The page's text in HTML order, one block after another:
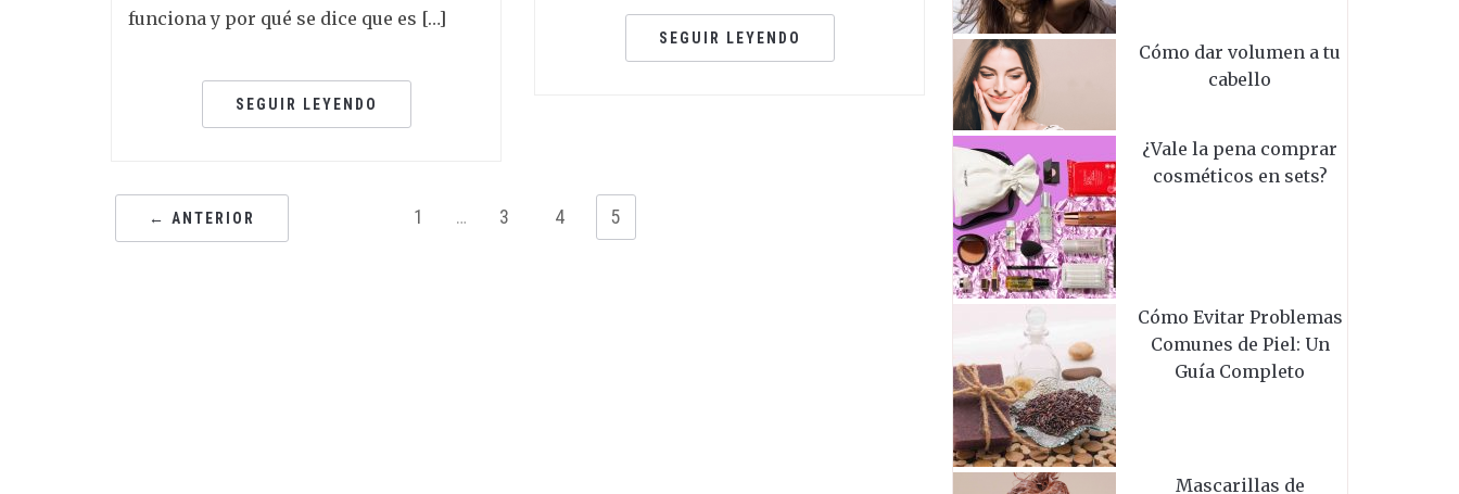
funciona y por qué se dice que es […]
SEGUIR LEYENDO
SEGUIR LEYENDO
← ANTERIOR 1 … 3 4 5
Cómo dar volumen a tu
cabello
¿Vale la pena comprar
cosméticos en sets?
Cómo Evitar Problemas
Comunes de Piel: Un
Guía Completo
Mascarillas de